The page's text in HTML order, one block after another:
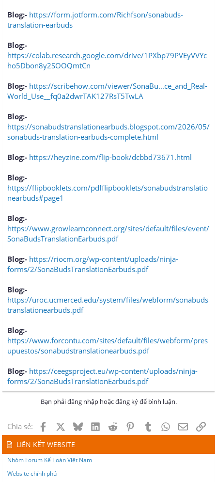
Blog:- https://form.jotform.com/Richfson/sonabuds-
translation-earbuds
Blog:-
https://colab.research.google.com/drive/1PXbp79PVEyVVYc
ho5Dbon8y2SOOQmtCn
Blog:- https://scribehow.com/viewer/SonaBu...ce_and_Real-
World_Use__fq0a2dwrTAK127RsT5TwLA
Blog:-
https://sonabudstranslationearbuds.blogspot.com/2026/05/
sonabuds-translation-earbuds-complete.html
Blog:- https://heyzine.com/flip-book/dcbbd73671.html
Blog:-
https://flipbooklets.com/pdfflipbooklets/sonabudstranslatio
nearbuds#page1
Blog:-
https://www.growlearnconnect.org/sites/default/files/event/
SonaBudsTranslationEarbuds.pdf
Blog:- https://riocm.org/wp-content/uploads/ninja-
forms/2/SonaBudsTranslationEarbuds.pdf
Blog:-
https://uroc.ucmerced.edu/system/files/webform/sonabuds
translationearbuds.pdf
Blog:-
https://www.forcontu.com/sites/default/files/webform/pres
upuestos/sonabudstranslationearbuds.pdf
Blog:- https://ceegsproject.eu/wp-content/uploads/ninja-
forms/2/SonaBudsTranslationEarbuds.pdf
Bạn phải đăng nhập hoặc đăng ký để bình luận.
Chia sẻ: Facebook BlueskyLinkedInReddit PinterestTumblrWhatsApp
Email
LIÊN KẾT WEBSITE
Nhóm Forum Kế Toán Việt Nam
Website chính phủ